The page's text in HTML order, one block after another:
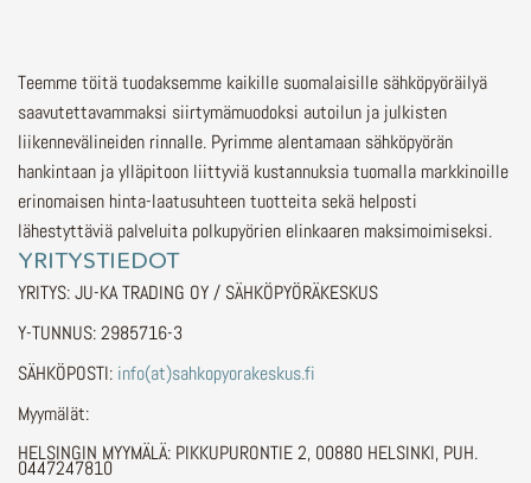
Teemme töitä tuodaksemme kaikille suomalaisille sähköpyöräilyä
saavutettavammaksi siirtymämuodoksi autoilun ja julkisten
liikennevälineiden rinnalle. Pyrimme alentamaan sähköpyörän
hankintaan ja ylläpitoon liittyviä kustannuksia tuomalla markkinoille
erinomaisen hinta-laatusuhteen tuotteita sekä helposti
lähestyttäviä palveluita polkupyörien elinkaaren maksimoimiseksi.
YRITYSTIEDOT
YRITYS: JU-KA TRADING OY / SÄHKÖPYÖRÄKESKUS
Y-TUNNUS: 2985716-3
SÄHKÖPOSTI: info(at)sahkopyorakeskus.fi
Myymälät:
HELSINGIN MYYMÄLÄ: PIKKUPURONTIE 2, 00880 HELSINKI, PUH.
0447247810